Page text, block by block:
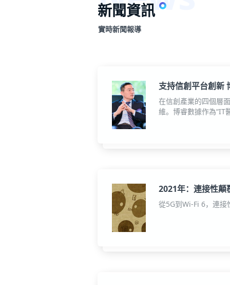
新聞資訊
實時新聞報導
支持信創平台創新
在信創產業的四個層
維。博睿數據作為“IT
2021年：連接性顛
從5G到Wi-Fi 6，連